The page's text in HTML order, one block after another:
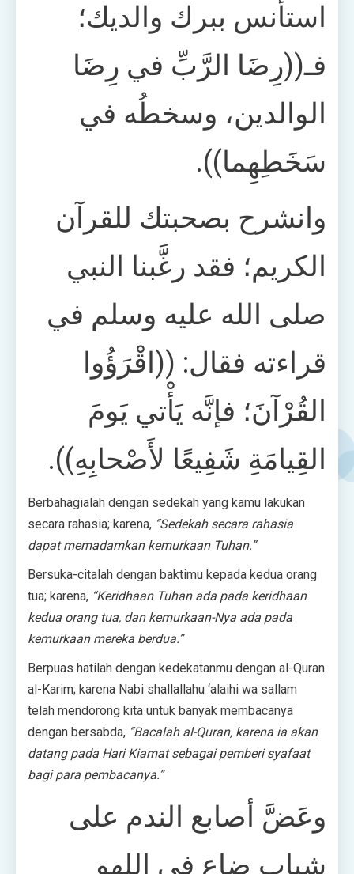
استأنس ببرك والديك؛
فـ((رِضَا الرَّبِّ في رِضَا
الوالدين، وسخطُه في
سَخَطِهِما)).
وانشرح بصحبتك للقرآن
الكريم؛ فقد رغَّبنا النبي
صلى الله عليه وسلم في
قراءته فقال: ((اقْرَؤُوا
القُرْآنَ؛ فإنَّه يَأْتي يَومَ
القِيامَةِ شَفِيعًا لأَصْحابِهِ)).
Berbahagialah dengan sedekah yang kamu lakukan
secara rahasia; karena, “Sedekah secara rahasia
dapat memadamkan kemurkaan Tuhan.”
Bersuka-citalah dengan baktimu kepada kedua orang
tua; karena, “Keridhaan Tuhan ada pada keridhaan
kedua orang tua, dan kemurkaan-Nya ada pada
kemurkaan mereka berdua.”
Berpuas hatilah dengan kedekatanmu dengan al-Quran
al-Karim; karena Nabi shallallahu ‘alaihi wa sallam
telah mendorong kita untuk banyak membacanya
dengan bersabda, “Bacalah al-Quran, karena ia akan
datang pada Hari Kiamat sebagai pemberi syafaat
bagi para pembacanya.”
وعَضَّ أصابع الندم على
شباب ضاع في اللهو